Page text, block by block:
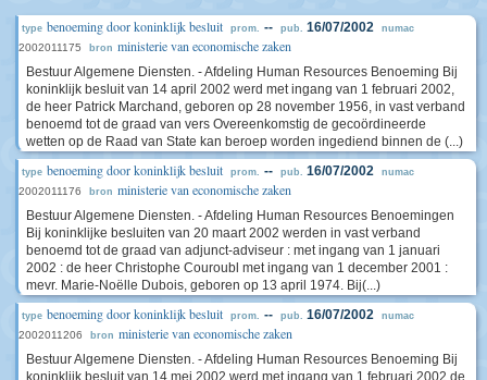
type benoeming door koninklijk besluit prom. -- pub. 16/07/2002 numac
2002011175 bron ministerie van economische zaken
Bestuur Algemene Diensten. - Afdeling Human Resources Benoeming Bij
koninklijk besluit van 14 april 2002 werd met ingang van 1 februari 2002,
de heer Patrick Marchand, geboren op 28 november 1956, in vast verband
benoemd tot de graad van vers Overeenkomstig de gecoördineerde
wetten op de Raad van State kan beroep worden ingediend binnen de (...)
type benoeming door koninklijk besluit prom. -- pub. 16/07/2002 numac
2002011176 bron ministerie van economische zaken
Bestuur Algemene Diensten. - Afdeling Human Resources Benoemingen
Bij koninklijke besluiten van 20 maart 2002 werden in vast verband
benoemd tot de graad van adjunct-adviseur : met ingang van 1 januari
2002 : de heer Christophe Couroubl met ingang van 1 december 2001 :
mevr. Marie-Noëlle Dubois, geboren op 13 april 1974. Bij(...)
type benoeming door koninklijk besluit prom. -- pub. 16/07/2002 numac
2002011206 bron ministerie van economische zaken
Bestuur Algemene Diensten. - Afdeling Human Resources Benoeming Bij
koninklijk besluit van 14 mei 2002 werd met ingang van 1 februari 2002 de